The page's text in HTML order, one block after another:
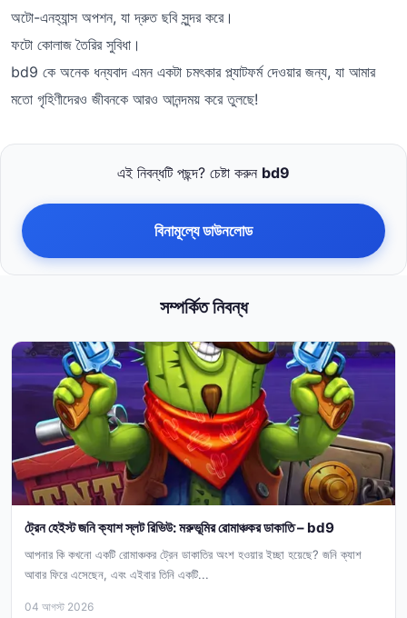
অটো-এনহ্যান্স অপশন, যা দ্রুত ছবি সুন্দর করে।
ফটো কোলাজ তৈরির সুবিধা।
bd9 কে অনেক ধন্যবাদ এমন একটা চমৎকার প্ল্যাটফর্ম দেওয়ার জন্য, যা আমার
মতো গৃহিণীদেরও জীবনকে আরও আনন্দময় করে তুলছে!
এই নিবন্ধটি পছন্দ? চেষ্টা করুন bd9
বিনামূল্যে ডাউনলোড
সম্পর্কিত নিবন্ধ
ট্রেন হেইস্ট জনি ক্যাশ স্লট রিভিউ: মরুভূমির রোমাঞ্চকর ডাকাতি – bd9
আপনার কি কখনো একটি রোমাঞ্চকর ট্রেন ডাকাতির অংশ হওয়ার ইচ্ছা হয়েছে? জনি ক্যাশ
আবার ফিরে এসেছেন, এবং এইবার তিনি একটি...
04 আগস্ট 2026